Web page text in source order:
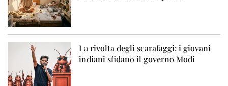
La rivolta degli scarafaggi: i giovani
indiani sfidano il governo Modi